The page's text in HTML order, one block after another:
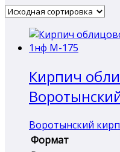
Кирпич
Воротынский
Формат